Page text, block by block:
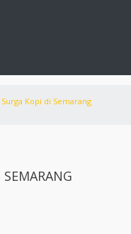
Kopi di Semarang